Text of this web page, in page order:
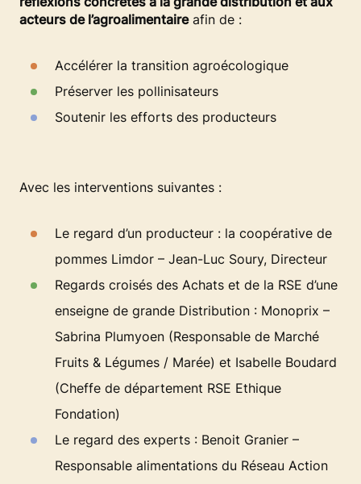
acteurs de l’agroalimentaireafin de :
Accélérer la transition agroécologique
Préserver les pollinisateurs
Soutenir les efforts des producteurs
Avec les interventions suivantes :
Le regard d’un producteur : la coopérative de
pommes Limdor – Jean-Luc Soury, Directeur
Regards croisés des Achats et de la RSE d’une
enseigne de grande Distribution : Monoprix –
Sabrina Plumyoen (Responsable de Marché
Fruits & Légumes / Marée) et Isabelle Boudard
(Cheffe de département RSE Ethique
Fondation)
Le regard des experts : Benoit Granier –
Responsable alimentations du Réseau Action